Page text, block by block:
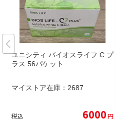
ユニシティ バイオスライフ C プ
ラス 56パケット
マイストア在庫： 2687
税込 6000円